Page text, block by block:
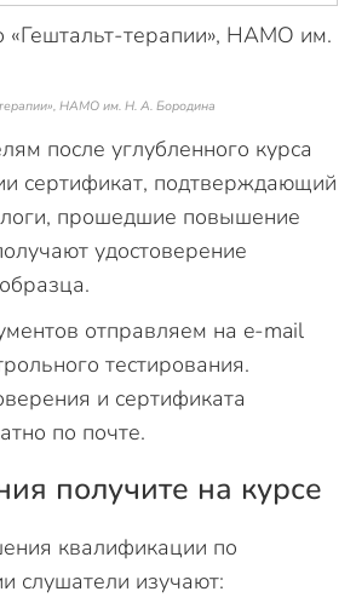
НАМО им. Н. А. Бородина
после углубленного курса
сертификат, подтверждающий
прошедшие повышение
удостоверение
отправляем на e-mail
тестирования.
и сертификата
по почте.
получите на курсе
квалификации по
слушатели изучают: